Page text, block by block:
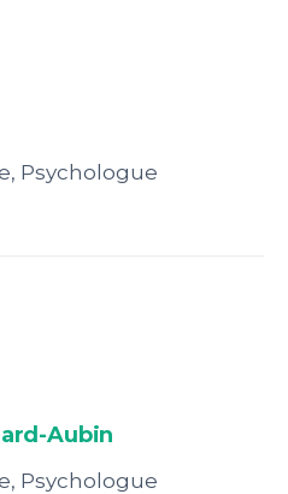
Psychologue
Aubin
Psychologue